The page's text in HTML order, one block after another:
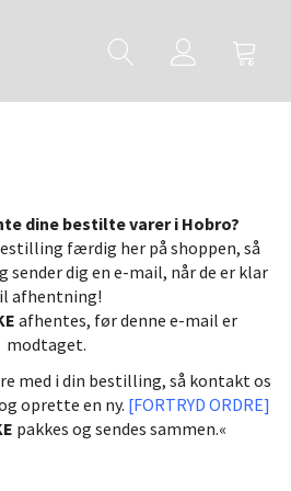
dine bestilte varer i Hobro?
færdig her på shoppen, så
sender dig en e-mail, når de er klar
afhentning!
afhentes, før denne e-mail er
modtaget.
med i din bestilling, så kontakt os
oprette en ny. [FORTRYD ORDRE]
pakkes og sendes sammen.«